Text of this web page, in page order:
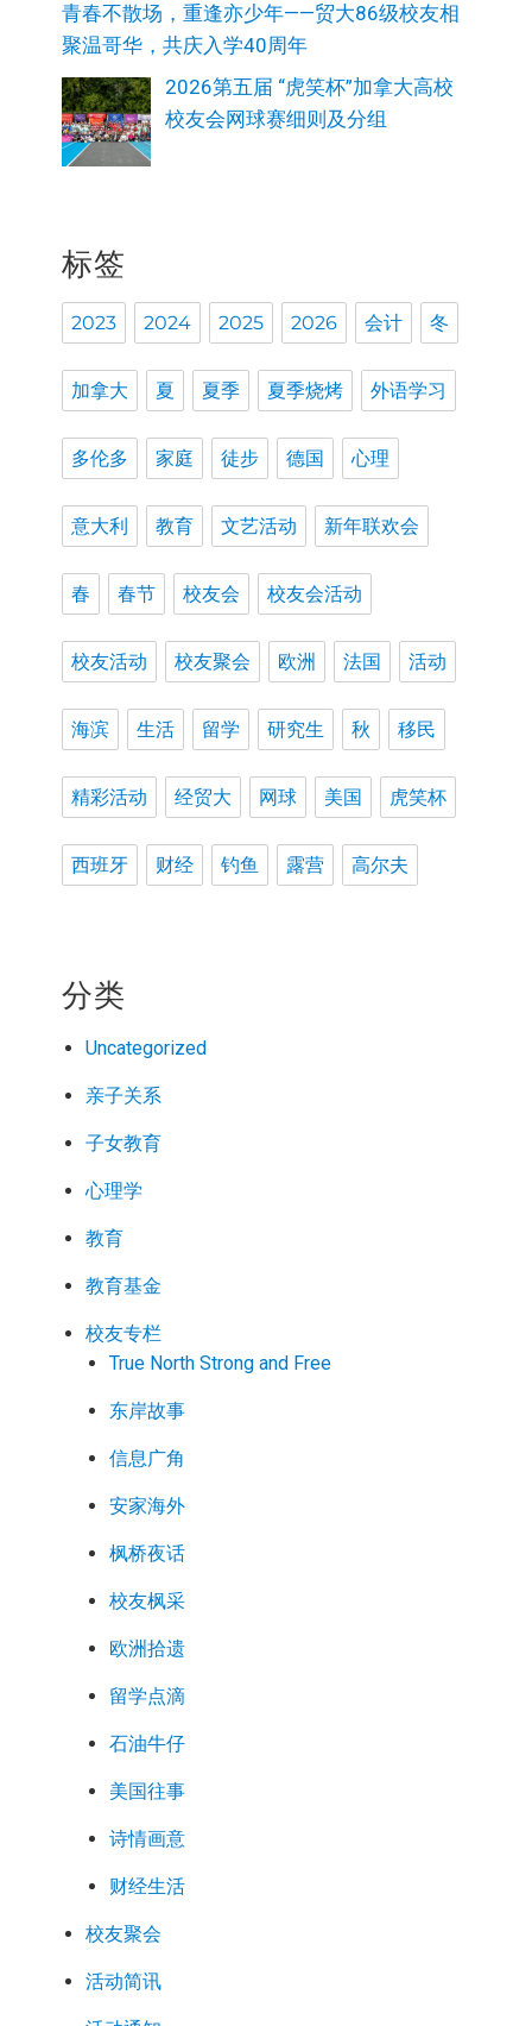
青春不散场，重逢亦少年——贸大86级校友相
聚温哥华，共庆入学40周年
2026第五届 “虎笑杯”加拿大高校
校友会网球赛细则及分组
标签
2023 2024 2025 2026 会计 冬
加拿大 夏 夏季 夏季烧烤 外语学习
多伦多 家庭 徒步 德国 心理
意大利 教育 文艺活动 新年联欢会
春 春节 校友会 校友会活动
校友活动 校友聚会 欧洲 法国 活动
海滨 生活 留学 研究生 秋 移民
精彩活动 经贸大 网球 美国 虎笑杯
西班牙 财经 钓鱼 露营 高尔夫
分类
Uncategorized
亲子关系
子女教育
心理学
教育
教育基金
校友专栏
True North Strong and Free
东岸故事
信息广角
安家海外
枫桥夜话
校友枫采
欧洲拾遗
留学点滴
石油牛仔
美国往事
诗情画意
财经生活
校友聚会
活动简讯